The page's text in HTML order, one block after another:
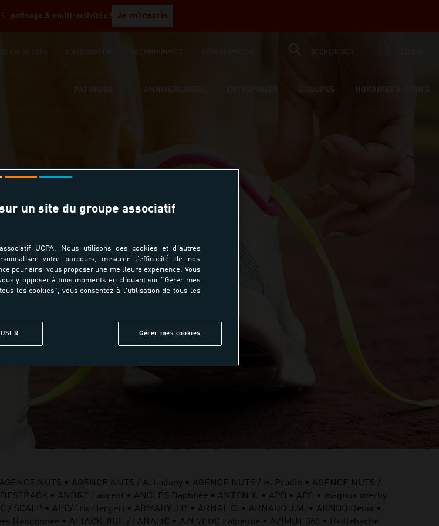
: patinage & multi-activités ! Je m'inscris
LES COLOS UCPA L'ASSOCIATION LA COMMUNAUTÉ RECHERCHER
PATINOIRE ANNIVERSAIRES GROUPES HORAIRES & TARIFS
Photos
NUTS • AGENCE NUTS / A. Ladany • AGENCE NUTS / H. Pradin • AGENCE NUTS /
• ANDRE Laurent • ANGLES Daphnée • ANTON X. • APO • APO • magnus overby
SCALP • APO/Eric Bergeri • ARMARY J.P. • ARNAL C. • ARNAUD J.M. • ARNOD Denis •
Randonnée • ATTACK JIBE / FANATIC • AZEVEDO Fabienne • AZIMUT 360 • Baillehache
un site du groupe associatif
UCPA. Nous utilisons des cookies et d'autres
votre parcours, mesurer l'efficacité de nos
pour ainsi vous proposer une meilleure expérience. Vous
y opposer à tous moments en cliquant sur "Gérer mes
les cookies", vous consentez à l'utilisation de tous les
Gérer mes cookies